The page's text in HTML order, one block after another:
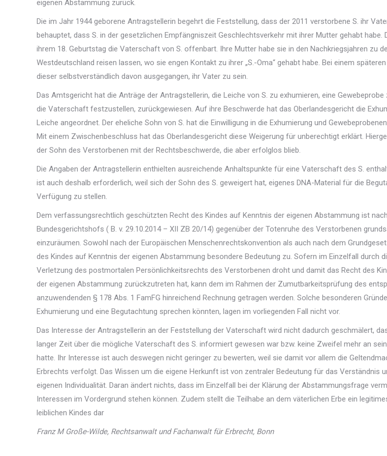
eigenen Abstammung zurück.
Die im Jahr 1944 geborene Antragstellerin begehrt die Feststellung, dass der 2011 verstorbene S. ihr
behauptet, dass S. in der gesetzlichen Empfängniszeit Geschlechtsverkehr mit ihrer Mutter gehabt habe.
ihrem 18. Geburtstag die Vaterschaft von S. offenbart. Ihre Mutter habe sie in den Nachkriegsjahren zu
Westdeutschland reisen lassen, wo sie engen Kontakt zu ihrer „S.-Oma“ gehabt habe. Bei einem
dieser selbstverständlich davon ausgegangen, ihr Vater zu sein.
Das Amtsgericht hat die Anträge der Antragstellerin, die Leiche von S. zu exhumieren, eine Gewebeprobe
die Vaterschaft festzustellen, zurückgewiesen. Auf ihre Beschwerde hat das Oberlandesgericht die
Leiche angeordnet. Der eheliche Sohn von S. hat die Einwilligung in die Exhumierung und
Mit einem Zwischenbeschluss hat das Oberlandesgericht diese Weigerung für unberechtigt erklärt.
der Sohn des Verstorbenen mit der Rechtsbeschwerde, die aber erfolglos blieb.
Die Angaben der Antragstellerin enthielten ausreichende Anhaltspunkte für eine Vaterschaft des S.
ist auch deshalb erforderlich, weil sich der Sohn des S. geweigert hat, eigenes DNA-Material für die
Verfügung zu stellen.
Dem verfassungsrechtlich geschützten Recht des Kindes auf Kenntnis der eigenen Abstammung ist
Bundesgerichtshofs ( B. v. 29.10.2014 – XII ZB 20/14) gegenüber der Totenruhe des Verstorbenen
einzuräumen. Sowohl nach der Europäischen Menschenrechtskonvention als auch nach dem
des Kindes auf Kenntnis der eigenen Abstammung besondere Bedeutung zu. Sofern im Einzelfall durch
Verletzung des postmortalen Persönlichkeitsrechts des Verstorbenen droht und damit das Recht des
der eigenen Abstammung zurückzutreten hat, kann dem im Rahmen der Zumutbarkeitsprüfung des
anzuwendenden § 178 Abs. 1 FamFG hinreichend Rechnung getragen werden. Solche besonderen
Exhumierung und eine Begutachtung sprechen könnten, lagen im vorliegenden Fall nicht vor.
Das Interesse der Antragstellerin an der Feststellung der Vaterschaft wird nicht dadurch geschmälert,
langer Zeit über die mögliche Vaterschaft des S. informiert gewesen war bzw. keine Zweifel mehr an
hatte. Ihr Interesse ist auch deswegen nicht geringer zu bewerten, weil sie damit vor allem die
Erbrechts verfolgt. Das Wissen um die eigene Herkunft ist von zentraler Bedeutung für das Verständnis
eigenen Individualität. Daran ändert nichts, dass im Einzelfall bei der Klärung der Abstammungsfrage
Interessen im Vordergrund stehen können. Zudem stellt die Teilhabe an dem väterlichen Erbe ein
leiblichen Kindes dar
Franz M Große-Wilde, Rechtsanwalt und Fachanwalt für Erbrecht, Bonn